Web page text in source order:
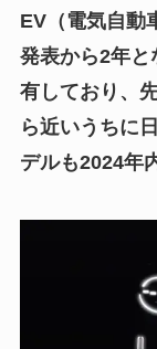
EV（電気自動
発表から2年と
有しており、
ら近いうちに
デルも2024年